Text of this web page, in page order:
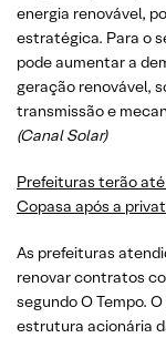
energia renovável,
estratégica. Para o
pode aumentar a
geração renovável,
transmissão e
(Canal Solar)
Prefeituras terão
Copasa após a
As prefeituras
renovar contratos
segundo O Tempo.
estrutura acionária